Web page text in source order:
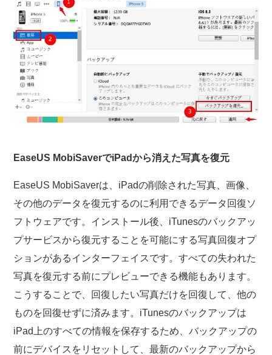
EaseUS MobiSaverでiPadから消えた写真を復元
EaseUS MobiSaverは、iPadの削除された写真、画像、
その他のデータを復元するのに利用できるデータ回復ソ
フトウェアです。インストール後、iTunesのバックアッ
プサービスから復元することを可能にする写真回復オプ
ションがあるインターフェイスです。すべての失われた
写真を復元する前にプレビューできる機能もあります。
こうすることで、回復したい写真だけを回復して、他の
ものを回復せずに済みます。iTunesのバックアップは
iPad上のすべての情報を保存するため、バックアップの
前にデバイスをリセットして、最新のバックアップから